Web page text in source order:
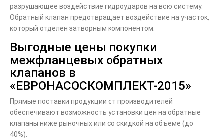
разрушающее воздействие гидроударов на всю систему.
Обратный клапан предотвращает воздействие на участок,
который отделен затворным компонентом.
Выгодные цены покупки
межфланцевых обратных
клапанов в
«ЕВРОНАСОСКОМПЛЕКТ-2015»
Прямые поставки продукции от производителей
обеспечивают возможность установки цен на обратные
клапаны ниже рыночных или со скидкой на объеме (до
40%).